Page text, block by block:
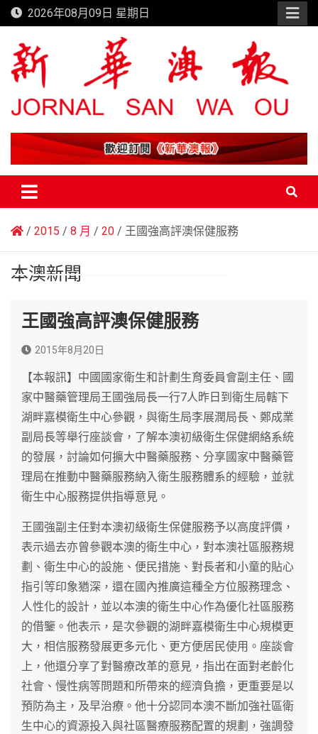
Skip
to
content
2026年08月09日 星期日
新華澳報
2015 8 月 20 王國強高評澳保健服務
本澳新聞
王國強高評澳保健服務
2015年8月20日
【本報訊】中國國家衛生和計劃生育委員會副主任、國
家中醫藥管理局王國強局長一行7人昨日到衛生局轄下
湖畔嘉模衛生中心參觀，與衛生局李展潤局長、鄭成業
副局長等舉行座談會，了解本澳初級衛生保健網絡系統
的發展，討論如何擴大中醫藥服務、分享國家中醫藥管
理局在推動中醫藥服務納入衛生服務體系的經驗，並就
衛生中心服務提供指導意見。
王國強副主任對本澳初級衛生保健服務予以高度評價，
表示過去亦曾參觀本澳的衛生中心，對本澳社區服務規
劃、衛生中心的設施、便民措施、對長者和小童的貼心
指引等印象猶深，還在國內推廣這種全方位服務理念、
人性化的設計，並以本澳的衛生中心作為優化社區服務
的借鑒。他表示，是次參觀的湖畔嘉模衛生中心規模更
大，相信服務發展更多元化、更方便居民使用。座談會
上，他還分享了對醫療改革的意見，指出在面對老齡化
社會、慢性病等問題和所帶來的經濟負擔，更重要是以
預防為主，及早治療。他十分認同本澳不斷加強社區衛
生中心的資源投入與社區醫療服務配置的規劃，強調發